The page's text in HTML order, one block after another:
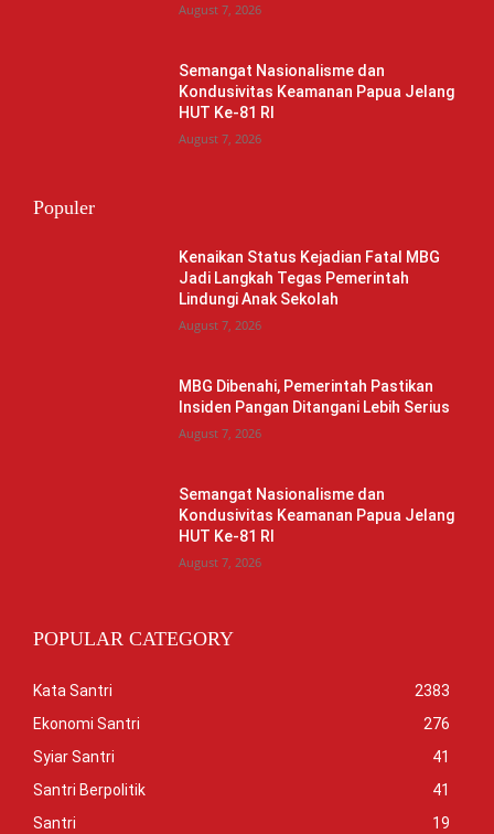
August 7, 2026
Semangat Nasionalisme dan
Kondusivitas Keamanan Papua Jelang
HUT Ke-81 RI
August 7, 2026
Populer
Kenaikan Status Kejadian Fatal MBG
Jadi Langkah Tegas Pemerintah
Lindungi Anak Sekolah
August 7, 2026
MBG Dibenahi, Pemerintah Pastikan
Insiden Pangan Ditangani Lebih Serius
August 7, 2026
Semangat Nasionalisme dan
Kondusivitas Keamanan Papua Jelang
HUT Ke-81 RI
August 7, 2026
POPULAR CATEGORY
Kata Santri
2383
Ekonomi Santri
276
Syiar Santri
41
Santri Berpolitik
41
Santri
19